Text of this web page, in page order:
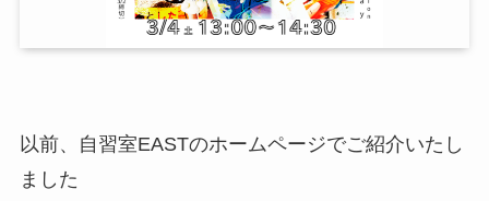
以前、自習室EASTのホームページでご紹介いたし
ました